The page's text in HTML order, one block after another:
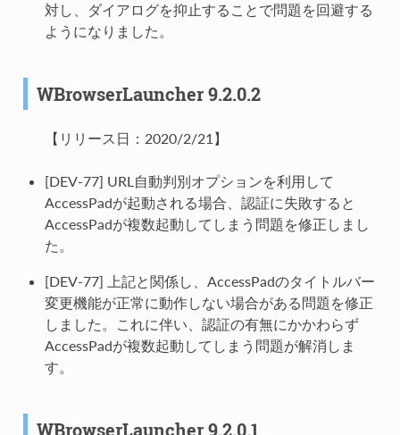
対し、ダイアログを抑止することで問題を回避する
ようになりました。
WBrowserLauncher 9.2.0.2
【リリース日：2020/2/21】
[DEV-77] URL自動判別オプションを利用して
AccessPadが起動される場合、認証に失敗すると
AccessPadが複数起動してしまう問題を修正しまし
た。
[DEV-77] 上記と関係し、AccessPadのタイトルバー
変更機能が正常に動作しない場合がある問題を修正
しました。これに伴い、認証の有無にかかわらず
AccessPadが複数起動してしまう問題が解消しま
す。
WBrowserLauncher 9.2.0.1